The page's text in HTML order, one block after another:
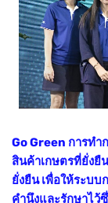
Go Green การทำ
สินค้าเกษตรที่ยั่งยื
ยั่งยืน เพื่อให้ระบ
คำนึงและรักษาไว้